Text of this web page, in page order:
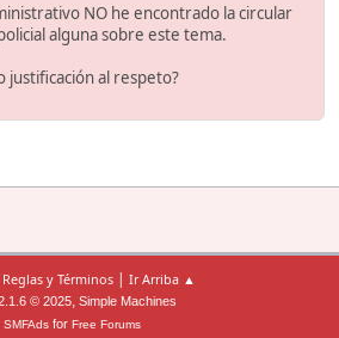
NO he encontrado la circular
alguna sobre este tema.
justificación al respeto?
Reglas y Términos | Ir Arriba ▲
© 2025, Simple Machines
SMFAdsfor Free Forums